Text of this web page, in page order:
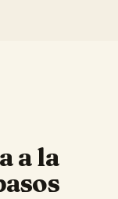
a la